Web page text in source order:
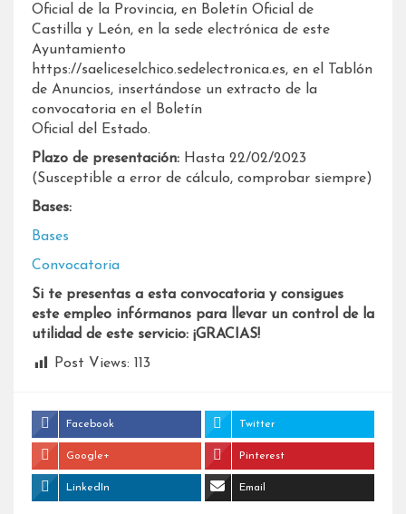
Oficial de la Provincia, en Boletín Oficial de
Castilla y León, en la sede electrónica de este
Ayuntamiento
https://saeliceselchico.sedelectronica.es, en el Tablón
de Anuncios, insertándose un extracto de la
convocatoria en el Boletín
Oficial del Estado.
Plazo de presentación: Hasta 22/02/2023
(Susceptible a error de cálculo, comprobar siempre)
Bases:
Bases
Convocatoria
Si te presentas a esta convocatoria y consigues
este empleo infórmanos para llevar un control de la
utilidad de este servicio: ¡GRACIAS!
Post Views: 113
Facebook Twitter
Google+ Pinterest
LinkedIn Email